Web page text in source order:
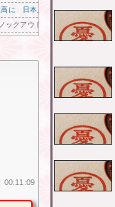
に 日本人の韓国好感度は35.3％
ックアウト。お亡くなりに
00:11:09